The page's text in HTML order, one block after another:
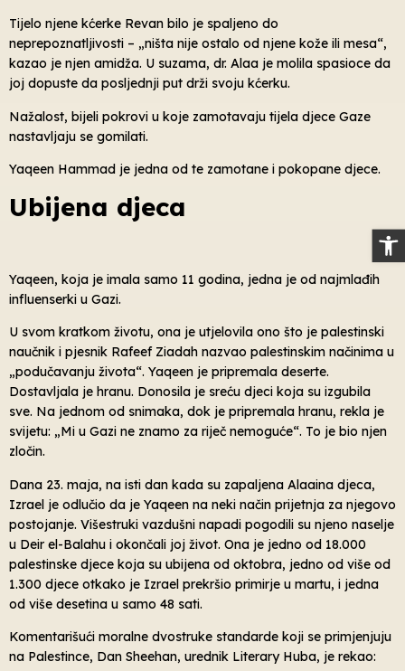
Tijelo njene kćerke Revan bilo je spaljeno do
neprepoznatljivosti – „ništa nije ostalo od njene kože ili mesa“,
kazao je njen amidža. U suzama, dr. Alaa je molila spasioce da
joj dopuste da posljednji put drži svoju kćerku.
Nažalost, bijeli pokrovi u koje zamotavaju tijela djece Gaze
nastavljaju se gomilati.
Yaqeen Hammad je jedna od te zamotane i pokopane djece.
Ubijena djeca
Yaqeen, koja je imala samo 11 godina, jedna je od najmlađih
influenserki u Gazi.
U svom kratkom životu, ona je utjelovila ono što je palestinski
naučnik i pjesnik Rafeef Ziadah nazvao palestinskim načinima u
„podučavanju života“. Yaqeen je pripremala deserte.
Dostavljala je hranu. Donosila je sreću djeci koja su izgubila
sve. Na jednom od snimaka, dok je pripremala hranu, rekla je
svijetu: „Mi u Gazi ne znamo za riječ nemoguće“. To je bio njen
zločin.
Dana 23. maja, na isti dan kada su zapaljena Alaaina djeca,
Izrael je odlučio da je Yaqeen na neki način prijetnja za njegovo
postojanje. Višestruki vazdušni napadi pogodili su njeno naselje
u Deir el-Balahu i okončali joj život. Ona je jedno od 18.000
palestinske djece koja su ubijena od oktobra, jedno od više od
1.300 djece otkako je Izrael prekršio primirje u martu, i jedna
od više desetina u samo 48 sati.
Komentarišući moralne dvostruke standarde koji se primjenjuju
na Palestince, Dan Sheehan, urednik Literary Huba, je rekao: